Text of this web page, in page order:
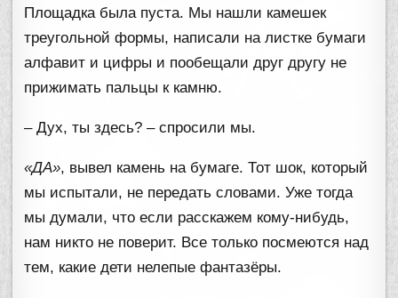
Площадка была пуста. Мы нашли камешек
треугольной формы, написали на листке бумаги
алфавит и цифры и пообещали друг другу не
прижимать пальцы к камню.
– Дух, ты здесь? – спросили мы.
«ДА», вывел камень на бумаге. Тот шок, который
мы испытали, не передать словами. Уже тогда
мы думали, что если расскажем кому-нибудь,
нам никто не поверит. Все только посмеются над
тем, какие дети нелепые фантазёры.